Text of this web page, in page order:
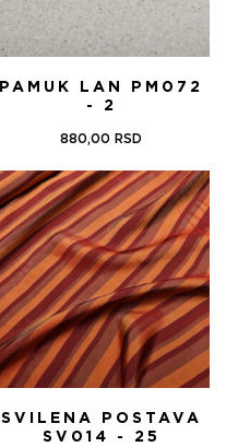
PAMUK LAN PM072
- 2
880,00 RSD
SVILENA POSTAVA
SV014 - 25